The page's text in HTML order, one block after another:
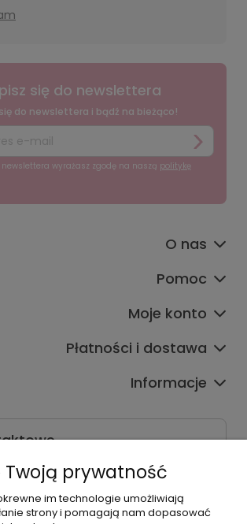
się do newslettera
do newslettera i bądź na bieżąco!
wyrażasz zgodę na naszą politykę
O nas
Pomoc
Moje konto
Płatności i dostawa
Informacje
Twoją prywatność
im technologie umożliwiają
strony i pomagają nam dopasować